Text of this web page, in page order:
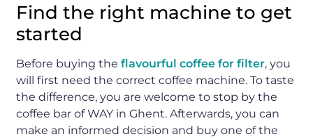
Find the right machine to get
started
Before buying theflavourful coffee for filter, you
will first need the correct coffee machine. To taste
the difference, you are welcome to stop by the
coffee bar of WAY in Ghent. Afterwards, you can
make an informed decision and buy one of the